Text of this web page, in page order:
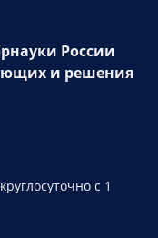
России
и решения
с 1